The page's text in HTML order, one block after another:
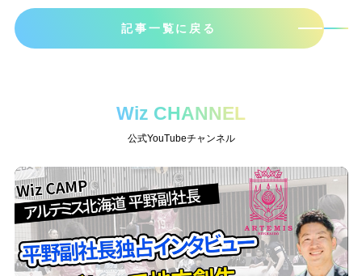
記事一覧に戻る
Wiz CHANNEL
公式YouTubeチャンネル